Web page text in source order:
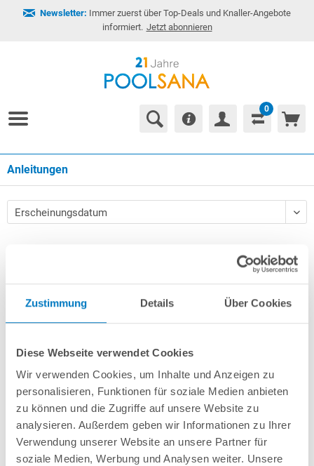
Zustimmung Details Über Cookies
Diese Webseite verwendet Cookies
Wir verwenden Cookies, um Inhalte und Anzeigen zu
personalisieren, Funktionen für soziale Medien anbieten
zu können und die Zugriffe auf unsere Website zu
analysieren. Außerdem geben wir Informationen zu Ihrer
Verwendung unserer Website an unsere Partner für
soziale Medien, Werbung und Analysen weiter. Unsere
Newsletter: Immer zuerst über Top-Deals und Knaller-Angebote
informiert. Jetzt abonnieren
0
Anleitungen
Einzelbecken Stahlwand-Ovalpool POOLSANA HQ 6,00
Kurzbeschreibung